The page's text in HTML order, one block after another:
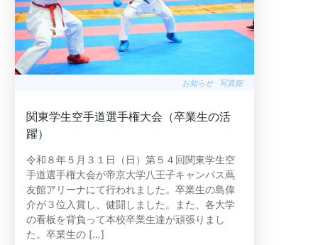
お知らせ 写真館
関東学生空手道選手権大会（卒業生の活
躍）
令和８年５月３１日（日）第５４回関東学生空
手道選手権大会が帝京大学八王子キャンパス蔦
友館アリーナにて行われました。卒業生の島偉
介が３位入賞し、健闘しました。また、各大学
の看板を背負って本校卒業生達が頑張りまし
た。卒業生の […]